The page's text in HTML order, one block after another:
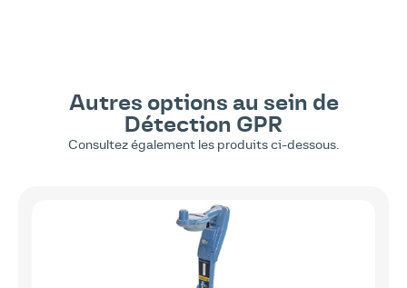
Autres options au sein de
Détection GPR
Consultez également les produits ci-dessous.